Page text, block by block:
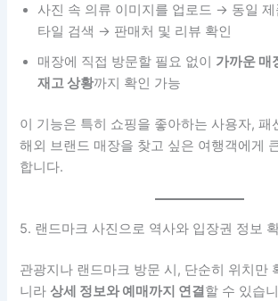
사진 속 의류 이미지를 업로드 → 동일
타일 검색 → 판매처 및 리뷰 확인
매장에 직접 방문할 필요 없이 가까운 매
재고 상황까지 확인 가능
이 기능은 특히 쇼핑을 좋아하는 사용자, 패
해외 브랜드 매장을 찾고 싶은 여행객에게
합니다.
5. 랜드마크 사진으로 역사와 입장권 정보
관광지나 랜드마크 방문 시, 단순히 위치만
니라상세 정보와 예매까지 연결할 수 있습